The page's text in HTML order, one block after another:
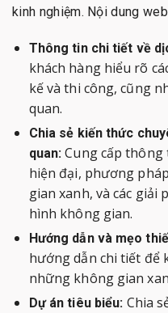
kinh nghiệm. Nội dung
Thông tin chi tiết về
khách hàng hiểu rõ
kế và thi công, cũng
quan.
Chia sẻ kiến thức
quan: Cung cấp thông
hiện đại, phương
gian xanh, và các giải
hình không gian.
Hướng dẫn và mẹo
hướng dẫn chi tiết để
những không gian
Dự án tiêu biểu: Chia